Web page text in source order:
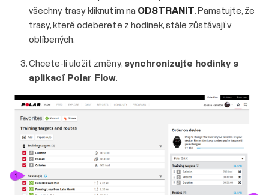
všechny trasy kliknutím na ODSTRANIT. Pamatujte, že
trasy, které odeberete z hodinek, stále zůstávají v
oblíbených.
Chcete-li uložit změny, synchronizujte hodinky s
aplikací Polar Flow.